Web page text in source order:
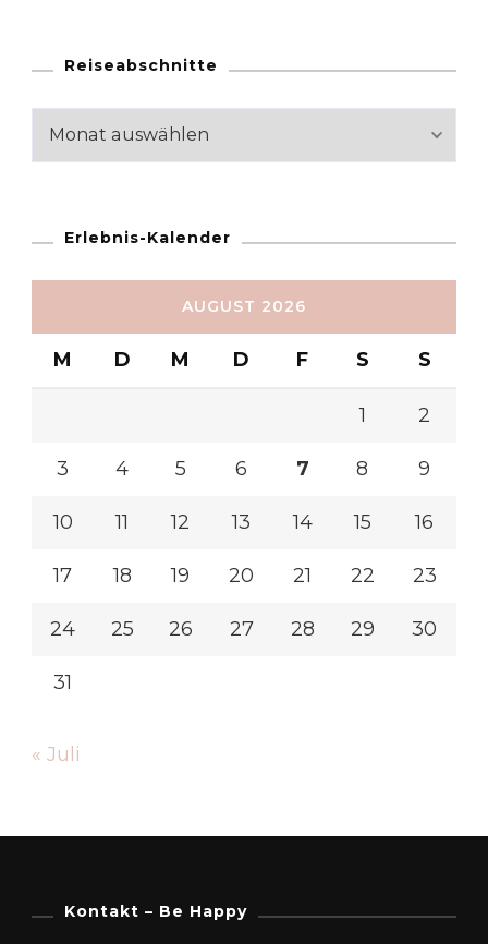
Reiseabschnitte
Reiseabschnitte
Erlebnis-Kalender
AUGUST 2026
M D M D F S S
1 2
3 4 5 6 7 8 9
10 11 12 13 14 15 16
17 18 19 20 21 22 23
24 25 26 27 28 29 30
31
« Juli
Kontakt – Be Happy